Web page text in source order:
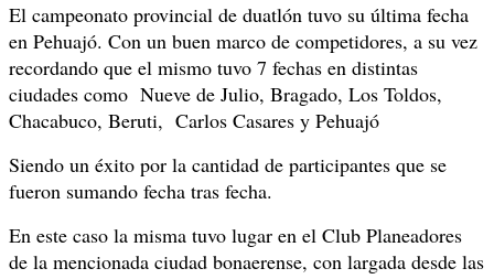
El campeonato provincial de duatlón tuvo su última fecha
en Pehuajó. Con un buen marco de competidores, a su vez
recordando que el mismo tuvo 7 fechas en distintas
ciudades como Nueve de Julio, Bragado, Los Toldos,
Chacabuco, Beruti, Carlos Casares y Pehuajó
Siendo un éxito por la cantidad de participantes que se
fueron sumando fecha tras fecha.
En este caso la misma tuvo lugar en el Club Planeadores
de la mencionada ciudad bonaerense, con largada desde las